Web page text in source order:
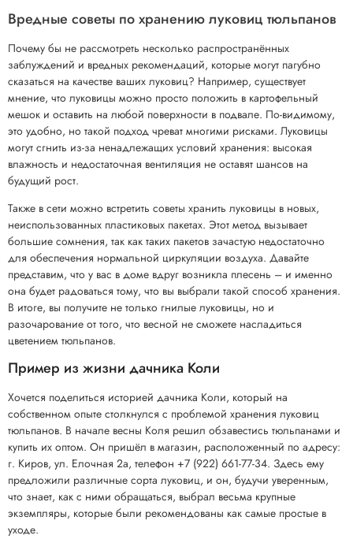
Вредные советы по хранению луковиц тюльпанов
Почему бы не рассмотреть несколько распространённых
заблуждений и вредных рекомендаций, которые могут пагубно
сказаться на качестве ваших луковиц? Например, существует
мнение, что луковицы можно просто положить в картофельный
мешок и оставить на любой поверхности в подвале. По-видимому,
это удобно, но такой подход чреват многими рисками. Луковицы
могут сгнить из-за ненадлежащих условий хранения: высокая
влажность и недостаточная вентиляция не оставят шансов на
будущий рост.
Также в сети можно встретить советы хранить луковицы в новых,
неиспользованных пластиковых пакетах. Этот метод вызывает
большие сомнения, так как таких пакетов зачастую недостаточно
для обеспечения нормальной циркуляции воздуха. Давайте
представим, что у вас в доме вдруг возникла плесень – и именно
она будет радоваться тому, что вы выбрали такой способ хранения.
В итоге, вы получите не только гнилые луковицы, но и
разочарование от того, что весной не сможете насладиться
цветением тюльпанов.
Пример из жизни дачника Коли
Хочется поделиться историей дачника Коли, который на
собственном опыте столкнулся с проблемой хранения луковиц
тюльпанов. В начале весны Коля решил обзавестись тюльпанами и
купить их оптом. Он пришёл в магазин, расположенный по адресу:
г. Киров, ул. Елочная 2а, телефон +7 (922) 661-77-34. Здесь ему
предложили различные сорта луковиц, и он, будучи уверенным,
что знает, как с ними обращаться, выбрал весьма крупные
экземпляры, которые были рекомендованы как самые простые в
уходе.